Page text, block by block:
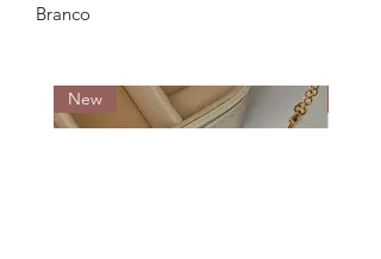
Branco
New